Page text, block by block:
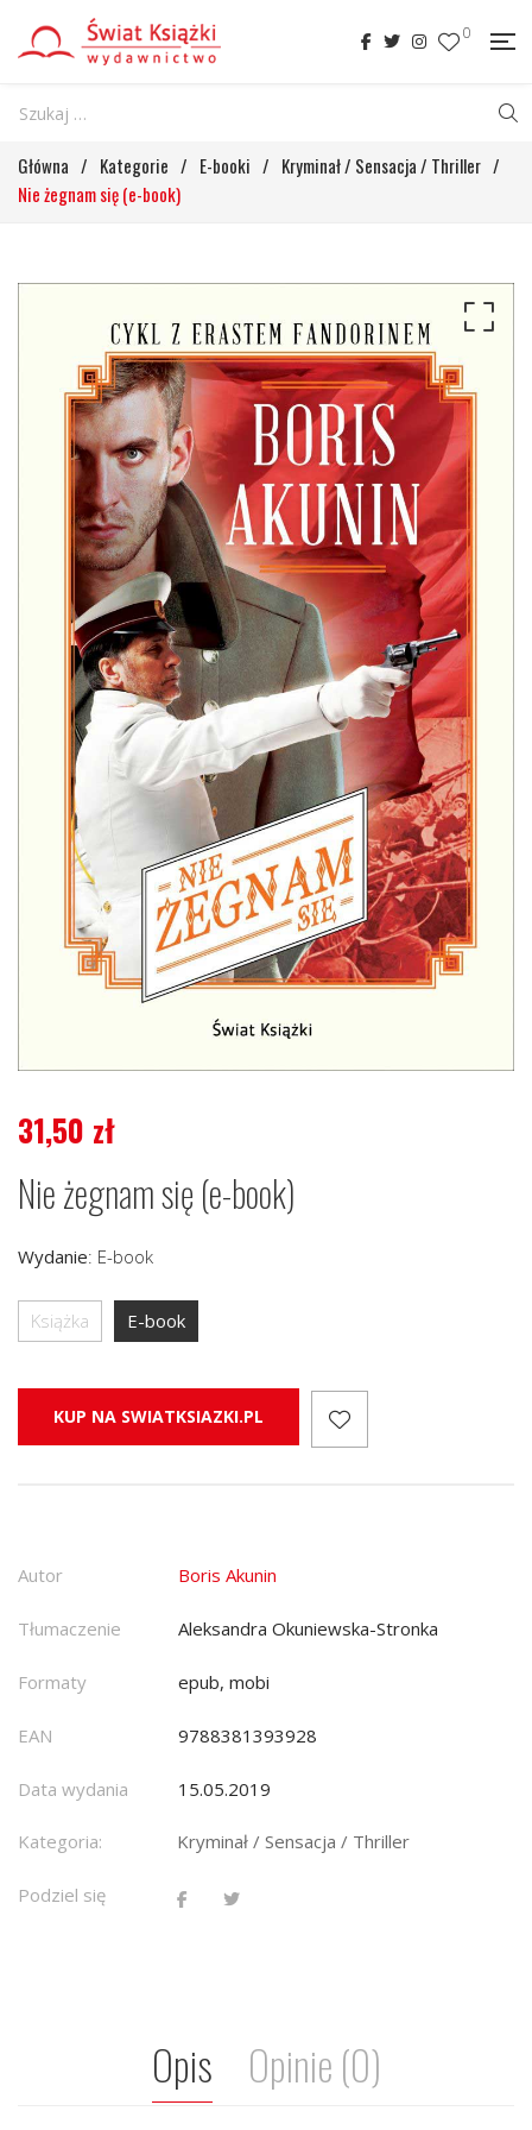
0
Główna / Kategorie / E-booki / Kryminał / Sensacja / Thriller /
Nie żegnam się (e-book)
31,50 zł
Nie żegnam się (e-book)
Wydanie: E-book
Książka E-book
KUP NA SWIATKSIAZKI.PL
Autor Boris Akunin
Tłumaczenie Aleksandra Okuniewska-Stronka
Formaty epub, mobi
EAN 9788381393928
Data wydania 15.05.2019
Kategoria: Kryminał / Sensacja / Thriller
Podziel się
Opis Opinie (0)